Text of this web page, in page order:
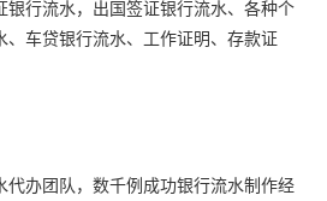
行流水，出国签证银行流水、各种个
、车贷银行流水、工作证明、存款证
办团队，数千例成功银行流水制作经